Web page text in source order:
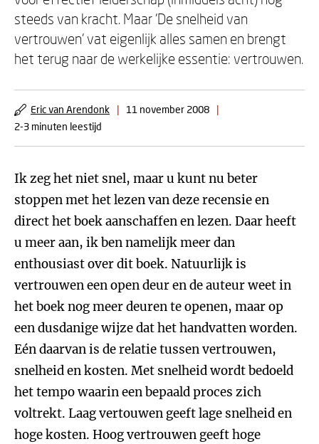
steeds van kracht. Maar 'De snelheid van
vertrouwen' vat eigenlijk alles samen en brengt
het terug naar de werkelijke essentie: vertrouwen.
Eric van Arendonk | 11 november 2008
|
2-3 minuten leestijd
Ik zeg het niet snel, maar u kunt nu beter
stoppen met het lezen van deze recensie en
direct het boek aanschaffen en lezen. Daar heeft
u meer aan, ik ben namelijk meer dan
enthousiast over dit boek. Natuurlijk is
vertrouwen een open deur en de auteur weet in
het boek nog meer deuren te openen, maar op
een dusdanige wijze dat het handvatten worden.
Eén daarvan is de relatie tussen vertrouwen,
snelheid en kosten. Met snelheid wordt bedoeld
het tempo waarin een bepaald proces zich
voltrekt. Laag vertouwen geeft lage snelheid en
hoge kosten. Hoog vertrouwen geeft hoge